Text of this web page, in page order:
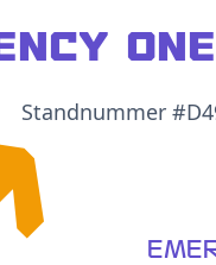
Standnummer